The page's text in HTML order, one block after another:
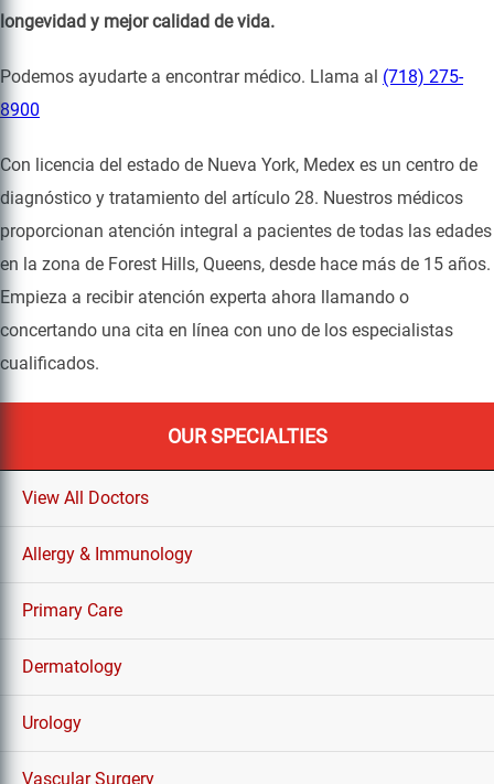
OUR SPECIALTIES
View All Doctors
Allergy & Immunology
Primary Care
Dermatology
Urology
Vascular Surgery
longevidad y mejor calidad de vida.
Podemos ayudarte a encontrar médico. Llama al (718) 275-
8900
Con licencia del estado de Nueva York, Medex es un centro de
diagnóstico y tratamiento del artículo 28. Nuestros médicos
proporcionan atención integral a pacientes de todas las edades
en la zona de Forest Hills, Queens, desde hace más de 15 años.
Empieza a recibir atención experta ahora llamando o
concertando una cita en línea con uno de los especialistas
cualificados.